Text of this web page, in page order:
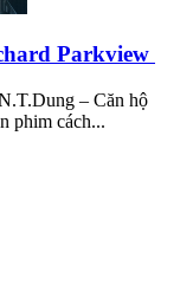
Parkview
– Căn hộ
phim cách...